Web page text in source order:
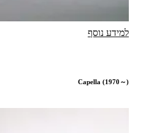
למידע נוסף
Capella (1970～)